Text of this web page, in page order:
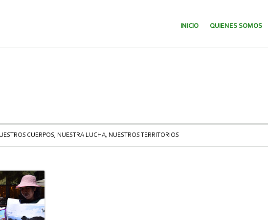
SALTAR AL CONTENIDO.
INICIO QUIENES SOMOS
CUERPOS, NUESTRA LUCHA, NUESTROS TERRITORIOS